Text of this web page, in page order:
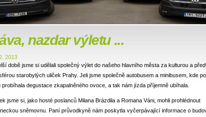
nazdar výletu ...
2013
době jsme si udělali společný výlet do našeho hlavního města za kulturou a
starobylých uliček Prahy. Jeli jsme společně autobusem a minibusem, kde
probíhala degustace zkapalněného ovoce, a tak nám jízda příjemně ubíhala.
jsme si, jako hosté poslanců Milana Brázdila a Romana Váni, mohli prohlédnout
sněmovnu. Paní průvodkyně nám poskytla vyčerpávající informace o